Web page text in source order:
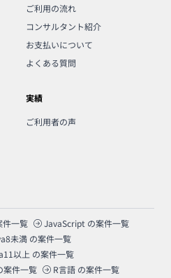
ご利用の流れ
コンサルタント紹介
お支払いについて
よくある質問
実績
ご利用者の声
件一覧 JavaScript の案件一覧
未満 の案件一覧
以上 の案件一覧
案件一覧 R言語 の案件一覧